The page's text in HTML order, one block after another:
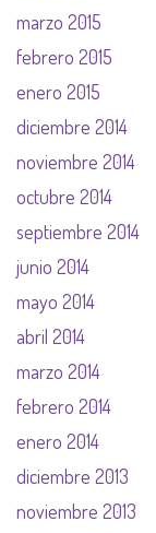
marzo 2015
febrero 2015
enero 2015
diciembre 2014
noviembre 2014
octubre 2014
septiembre 2014
junio 2014
mayo 2014
abril 2014
marzo 2014
febrero 2014
enero 2014
diciembre 2013
noviembre 2013